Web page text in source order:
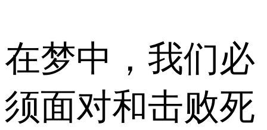
在梦中，我们必
须面对和击败死